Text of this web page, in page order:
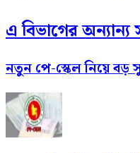
এ বিভাগের অন্যান্য
নতুন পে-স্কেল নিয়ে বড়